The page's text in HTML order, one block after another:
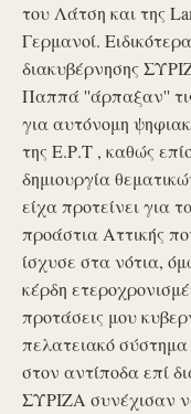
του Λάτση και της
Γερμανοί.
διακυβέρνησης
Παππά ''άρπαξαν''
για αυτόνομη
της Ε.Ρ.Τ , καθώς
δημιουργία
είχα προτείνει για
προάστια Αττικής
ίσχυσε στα νότια,
κέρδη
προτάσεις μου
πελατειακό
στον αντίποδα επί
ΣΥΡΙΖΑ συνέχισαν